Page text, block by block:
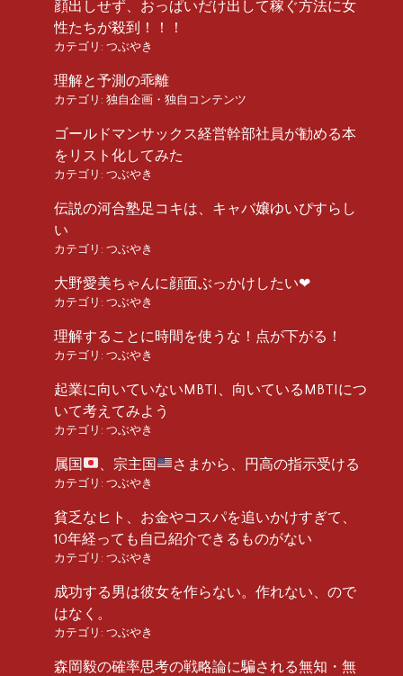
顔出しせず、おっぱいだけ出して稼ぐ方法に女
性たちが殺到！！！
カテゴリ: つぶやき
理解と予測の乖離
カテゴリ: 独自企画・独自コンテンツ
ゴールドマンサックス経営幹部社員が勧める本
をリスト化してみた
カテゴリ: つぶやき
伝説の河合塾足コキは、キャバ嬢ゆいぴすらし
い
カテゴリ: つぶやき
大野愛美ちゃんに顔面ぶっかけしたい❤︎
カテゴリ: つぶやき
理解することに時間を使うな！点が下がる！
カテゴリ: つぶやき
起業に向いていないMBTI、向いているMBTIにつ
いて考えてみよう
カテゴリ: つぶやき
属国 、宗主国 さまから、円高の指示受ける
カテゴリ: つぶやき
貧乏なヒト、お金やコスパを追いかけすぎて、
10年経っても自己紹介できるものがない
カテゴリ: つぶやき
成功する男は彼女を作らない。作れない、ので
はなく。
カテゴリ: つぶやき
森岡毅の確率思考の戦略論に騙される無知・無